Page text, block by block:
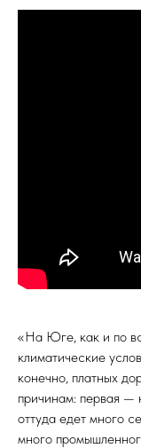
«На Юге, как и по
климатические
конечно, платных
причинам: первая —
оттуда едет много
много